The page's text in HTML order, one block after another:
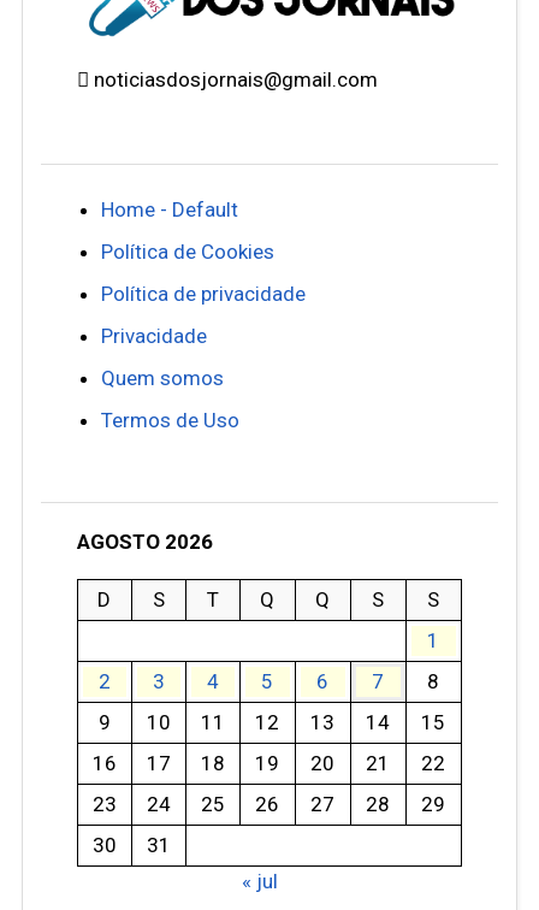
noticiasdosjornais@gmail.com
Home - Default
Política de Cookies
Política de privacidade
Privacidade
Quem somos
Termos de Uso
AGOSTO 2026
D S T Q Q S
S
1
2
3 4 5 6 7
8
9
10 11 12 13 14
15
16
17 18 19 20 21
22
23
24 25 26 27 28
29
30
31
« jul